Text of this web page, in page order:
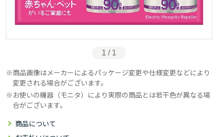
1 / 1
商品画像はメーカーによるパッケージ変更や仕様変更などにより
変更される場合がございます。
お使いの機器（モニタ）により実際の商品とは若干色が異なる場
合がございます。
商品について